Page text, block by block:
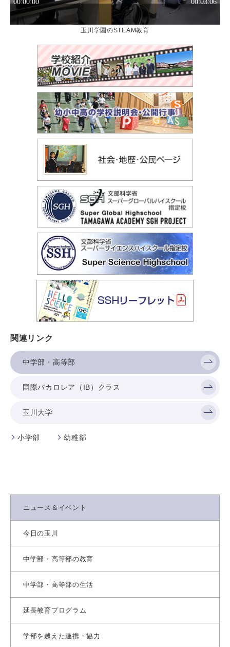
玉川学園のSTEAM教育
関連リンク
中学部・高等部
国際バカロレア（IB）クラス
玉川大学
小学部 幼稚部
ニュース＆イベント
今日の玉川
中学部・高等部の教育
中学部・高等部の生活
延長教育プログラム
学部を越えた連携・協力